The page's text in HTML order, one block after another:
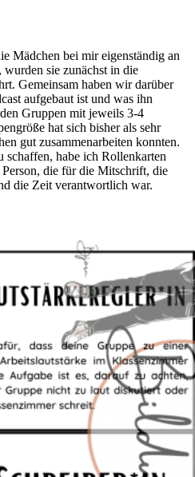
Mädchen bei mir eigenständig an
wurden sie zunächst in die
Gemeinsam haben wir darüber
aufgebaut ist und was ihn
Gruppen mit jeweils 3-4
hat sich bisher als sehr
gut zusammenarbeiten konnten.
habe ich Rollenkarten
die für die Mitschrift, die
die Zeit verantwortlich war.